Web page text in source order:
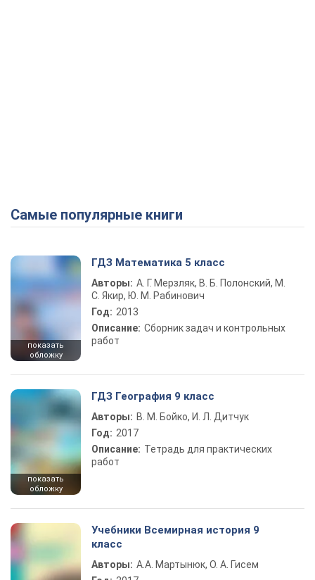
Самые популярные книги
показать
обложку
ГДЗ Математика 5 класс
Авторы: А. Г. Мерзляк, В. Б. Полонский, М.
С. Якир, Ю. М. Рабинович
Год: 2013
Описание: Сборник задач и контрольных
работ
показать
обложку
ГДЗ География 9 класс
Авторы: В. М. Бойко, И. Л. Дитчук
Год: 2017
Описание: Тетрадь для практических
работ
Учебники Всемирная история 9
класс
Авторы: А.А. Мартынюк, О. А. Гисем